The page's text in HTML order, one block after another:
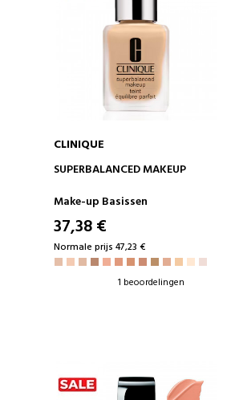
IN WINKELWAGEN
CLINIQUE
SUPERBALANCED MAKEUP
Make-up Basissen
37,38 €
Normale prijs 47,23 €
1 beoordelingen